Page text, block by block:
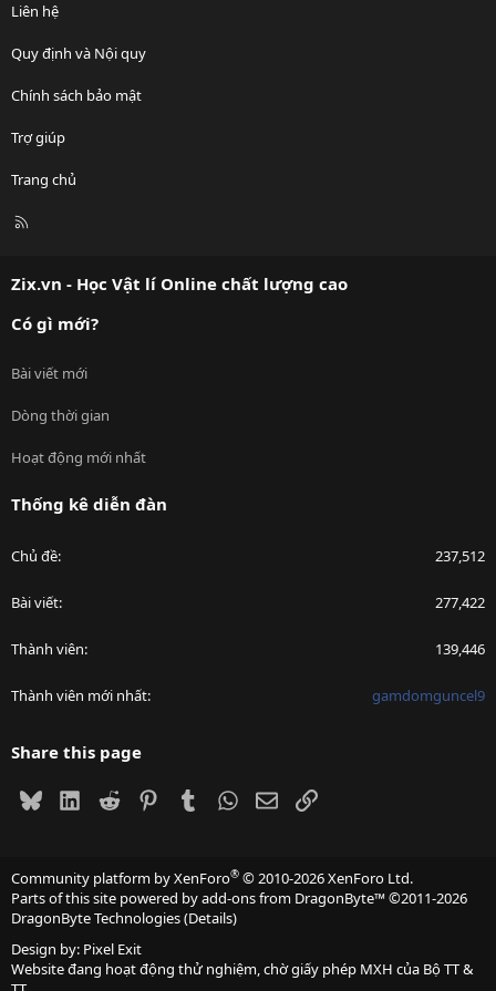
Liên hệ
Quy định và Nội quy
Chính sách bảo mật
Trợ giúp
Trang chủ
R
Zix.vn - Học Vật lí Online chất lượng cao
Có gì mới?
Bài viết mới
Dòng thời gian
Hoạt động mới nhất
Thống kê diễn đàn
Chủ đề 237,512
Bài viết 277,422
Thành viên 139,446
Thành viên mới nhất gamdomguncel9
Share this page
BlueskyLinkedIn
Reddit PinterestTumblrWhatsApp
EmailLink
Community platform by XenForo® © 2010-2026 XenForo Ltd.
Parts of this site powered byadd-ons from DragonByte™©2011-2026
DragonByte Technologies(Details)
Design by: Pixel Exit
Website đang hoạt động thử nghiệm, chờ giấy phép MXH của Bộ TT &